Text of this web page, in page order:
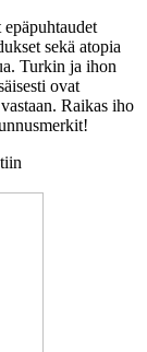
sekä atopia
Turkin ja ihon
ovat
Raikas iho